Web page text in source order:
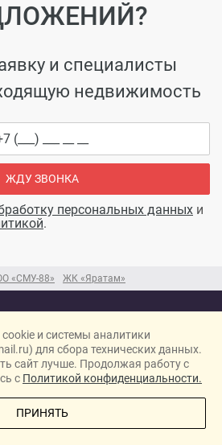
«СМУ-88» ЖК «Яратам»
и специалисты
недвижимость
ЖДУ ЗВОНКА
персональных данных и
.
Новостройка116.рф
Карта сайта →
конфиденциальности
ПОЗВОНИТЕ МНЕ
и системы аналитики
для сбора технических данных.
сайт лучше. Продолжая работу с
с Политикой конфиденциальности.
ПРИНЯТЬ